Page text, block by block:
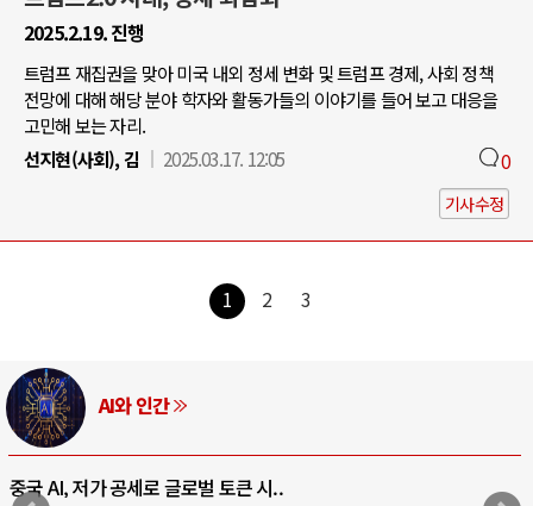
2025.2.19. 진행
트럼프 재집권을 맞아 미국 내외 정세 변화 및 트럼프 경제, 사회 정책
전망에 대해 해당 분야 학자와 활동가들의 이야기를 들어 보고 대응을
고민해 보는 자리.
선지현(사회), 김
2025.03.17. 12:05 0
기사수정
1 2 3
AI와 인간
중국 AI, 저가 공세로 글로벌 토큰 시..